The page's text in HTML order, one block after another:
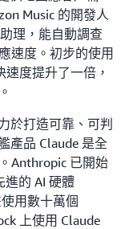
Music 的開發人
理，能自動調查
速度。初步的使用
度提升了一倍，
於打造可靠、可判
產品 Claude 是全
Anthropic 已開始
進的 AI 硬體
用數十萬個
上使用 Claude